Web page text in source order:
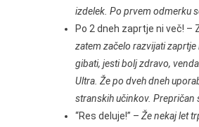
izdelek. Po prvem odmerku
Po 2 dneh zaprtje ni več! –
zatem začelo razvijati
gibati, jesti bolj zdravo,
Ultra. Že po dveh dneh
stranskih učinkov. Prepričan
“Res deluje!” – Že nekaj let